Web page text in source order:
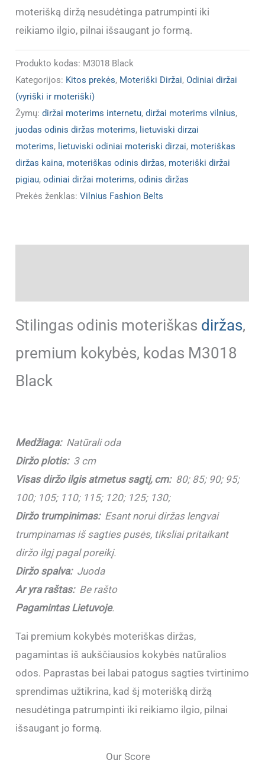
moterišką diržą nesudėtinga patrumpinti iki
reikiamo ilgio, pilnai išsaugant jo formą.
Produkto kodas: M3018 Black
Kategorijos: Kitos prekės, Moteriški Diržai,Odiniai diržai
(vyriški ir moteriški)
Žymų:diržai moterims internetu,diržai moterims vilnius,
juodas odinis diržas moterims, lietuviski dirzai
moterims, lietuviski odiniai moteriski dirzai, moteriškas
diržas kaina, moteriškas odinis diržas, moteriški diržai
pigiau,odiniai diržai moterims,odinis diržas
Prekės ženklas:Vilnius Fashion Belts
Stilingas odinis moteriškas diržas,
premium kokybės, kodas M3018
Black
Medžiaga: Natūrali oda
Diržo plotis:3 cm
Visas diržo ilgis atmetus sagtį, cm:80; 85; 90; 95;
100; 105; 110; 115; 120; 125; 130;
Diržo trumpinimas:Esant norui diržas lengvai
trumpinamas iš sagties pusės, tiksliai pritaikant
diržo ilgį pagal poreikį.
Diržo spalva:Juoda
Ar yra raštas:Be rašto
Pagamintas Lietuvoje.
Tai premium kokybės moteriškas diržas,
pagamintas iš aukščiausios kokybės natūralios
odos. Paprastas bei labai patogus sagties tvirtinimo
sprendimas užtikrina, kad šį moterišką diržą
nesudėtinga patrumpinti iki reikiamo ilgio, pilnai
išsaugant jo formą.
Our Score